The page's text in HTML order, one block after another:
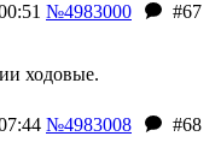
№4983000
#67
ходовые.
№4983008
#68